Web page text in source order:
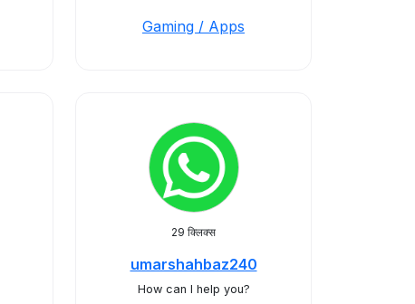
Gaming / Apps
29 क्लिक्स
umarshahbaz240
How can I help you?